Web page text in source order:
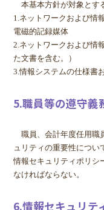
本基本方針が対象とす
1.ネットワークおよび情
電磁的記録媒体
2.ネットワークおよび情
た文書を含む。）
3.情報システムの仕様書
5.職員等の遵守義
職員、会計年度任用職
ュリティの重要性につい
情報セキュリティポリシ
なければならない。
6.情報セキュリテ